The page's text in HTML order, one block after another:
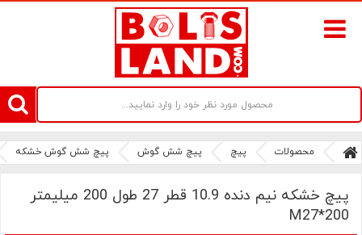
سامانه آنلاین فروش پیچ و مهره های صنعتی بولتز لند | سرزمین پیچ
محصولات پیچ پیچ شش گوش پیچ شش گوش خشکه
پیچ خشکه نیم دنده 10.9 قطر 27 طول 200 میلیمتر
M27*200